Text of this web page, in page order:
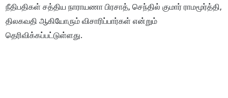
நீதிபதிகள் சத்திய நாராயணா பிரசாத், செந்தில் குமார் ராமமூர்த்தி,
திலகவதி ஆகியோரும் விசாரிப்பார்கள் என்றும்
தெரிவிக்கப்பட்டுள்ளது.